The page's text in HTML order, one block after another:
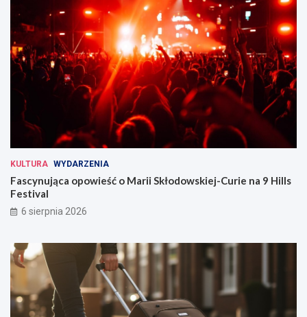
KULTURA WYDARZENIA
Fascynująca opowieść o Marii Skłodowskiej-Curie na 9 Hills
Festival
6 sierpnia 2026